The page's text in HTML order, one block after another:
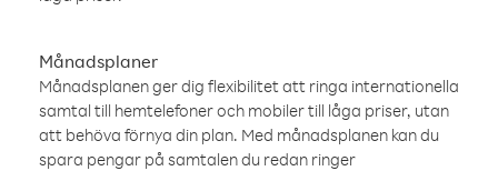
Månadsplaner
Månadsplanen ger dig flexibilitet att ringa internationella
samtal till hemtelefoner och mobiler till låga priser, utan
att behöva förnya din plan. Med månadsplanen kan du
spara pengar på samtalen du redan ringer